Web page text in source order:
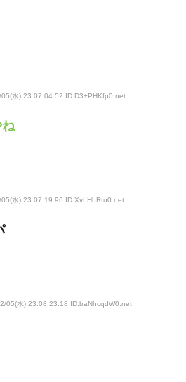
水) 23:07:04.52 ID:D3+PHKfp0 .net
水) 23:07:19.96 ID:XvLHbRtu0 .net
05(水) 23:08:23.18 ID:baNhcqdW0 .net